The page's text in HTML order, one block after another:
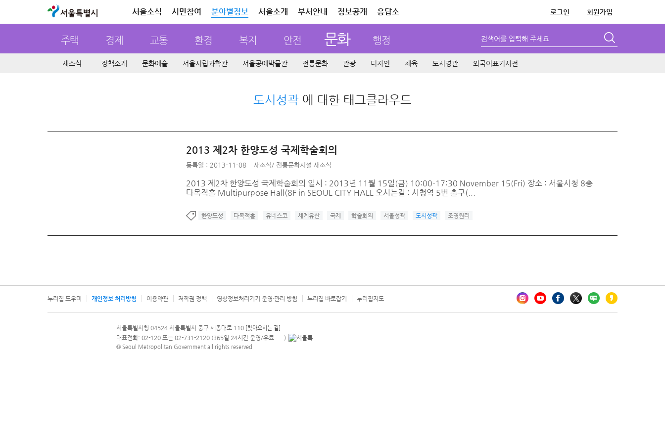
서울특별시 서울소식 시민참여 분야별정보 서울소개 부서안내 정보공개 응답소 로그인 회원가입
주택 경제 교통 환경 복지 안전 문화 행정 검색어를 입력해 주세요
새소식 정책소개 문화예술 서울시립과학관 서울공예박물관 전통문화 관광 디자인 체육 도시경관 외국어표기사전
도시성곽 에 대한 태그클라우드
2013 제2차 한양도성 국제학술회의
등록일 : 2013-11-08 새소식/ 전통문화시설 새소식
2013 제2차 한양도성 국제학술회의 일시 : 2013년 11월 15일(금) 10:00-17:30 November 15(Fri) 장소 : 서울시청 8층
다목적홀 Multipurpose Hall(8F in SEOUL CITY HALL 오시는길 : 시청역 5번 출구(...
한양도성 다목적홀 유네스코 세계유산 국제 학술회의 서울성곽 도시성곽 조영원리
누리집 도우미 개인정보 처리방침 이용약관 저작권 정책 영상정보처리기기 운영·관리 방침 누리집 바로잡기 누리집지도
문의 전화번호 120, 120 다산콜재단
서울특별시청 04524 서울특별시 중구 세종대로 110 [찾아오시는 길]
대표전화: 02-120 또는 02-731-2120 (365일 24시간 운영/유료 안내팝업 열기
)
© Seoul Metropolitan Government all rights reserved